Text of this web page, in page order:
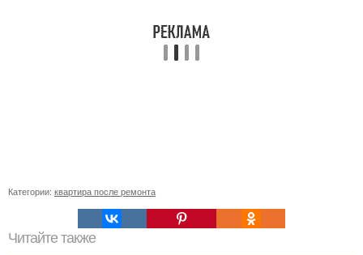
Категории: квартира после ремонта
Читайте также